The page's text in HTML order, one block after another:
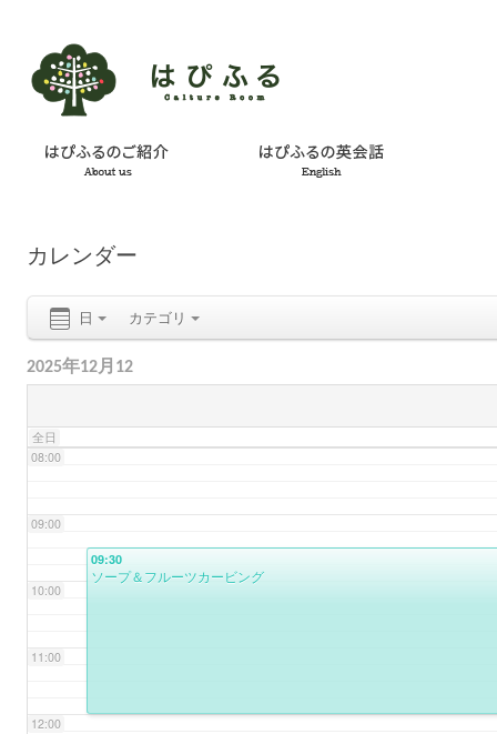
カレンダー
日 カテゴリ
2025年12月12
全日
02:00
05:00
06:00
07:00
08:00
09:00
10:00
11:00
12:00
09:30
ソープ＆フルーツカービング